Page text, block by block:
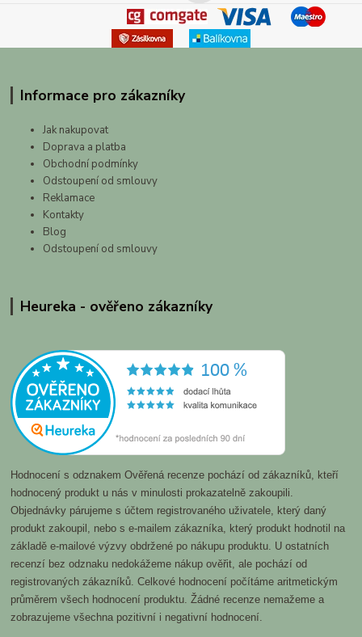
Informace pro zákazníky
Jak nakupovat
Doprava a platba
Obchodní podmínky
Odstoupení od smlouvy
Reklamace
Kontakty
Blog
Odstoupení od smlouvy
Heureka - ověřeno zákazníky
Hodnocení s odznakem Ověřená recenze pochází od zákazníků, kteří
hodnocený produkt u nás v minulosti prokazatelně zakoupili.
Objednávky párujeme s účtem registrovaného uživatele, který daný
produkt zakoupil, nebo s e-mailem zákazníka, který produkt hodnotil na
základě e-mailové výzvy obdržené po nákupu produktu. U ostatních
recenzí bez odznaku nedokážeme nákup ověřit, ale pochází od
registrovaných zákazníků. Celkové hodnocení počítáme aritmetickým
průměrem všech hodnocení produktu. Žádné recenze nemažeme a
zobrazujeme všechna pozitivní i negativní hodnocení.